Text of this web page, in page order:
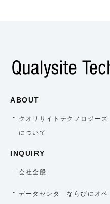
ABOUT
クオリサイトテクノロジーズ
について
INQUIRY
会社全般
データセンタ―ならびにオペ